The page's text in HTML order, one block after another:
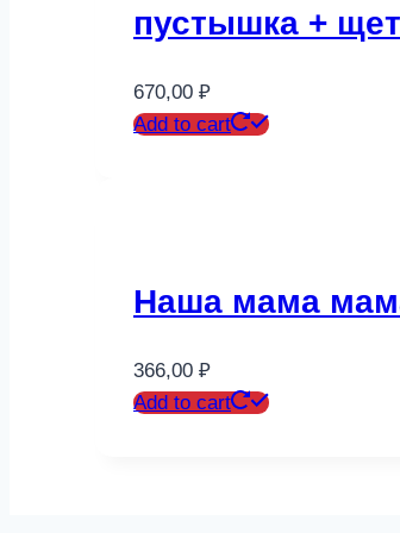
пустышка +
670,00 ₽
Add to cart
Наша мама
366,00 ₽
Add to cart